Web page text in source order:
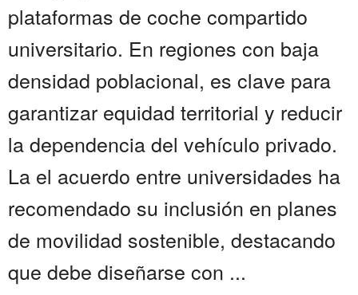
plataformas de coche compartido
universitario. En regiones con baja
densidad poblacional, es clave para
garantizar equidad territorial y reducir
la dependencia del vehículo privado.
La el acuerdo entre universidades ha
recomendado su inclusión en planes
de movilidad sostenible, destacando
que debe diseñarse con ...